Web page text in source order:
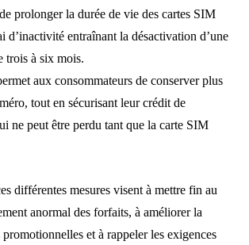
prolonger la durée de vie des cartes SIM
d’inactivité entraînant la désactivation d’une
trois à six mois.
aux consommateurs de conserver plus
tout en sécurisant leur crédit de
ne peut être perdu tant que la carte SIM
différentes mesures visent à mettre fin au
anormal des forfaits, à améliorer la
et à rappeler les exigences